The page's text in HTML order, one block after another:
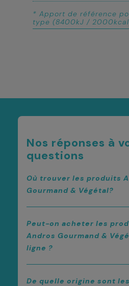
* Apport de référence
type (8400kJ /
Nos réponses à
questions
Où trouver les produits
Gourmand & Végétal?
Peut-on acheter les
Andros Gourmand &
ligne ?
De quelle origine sont